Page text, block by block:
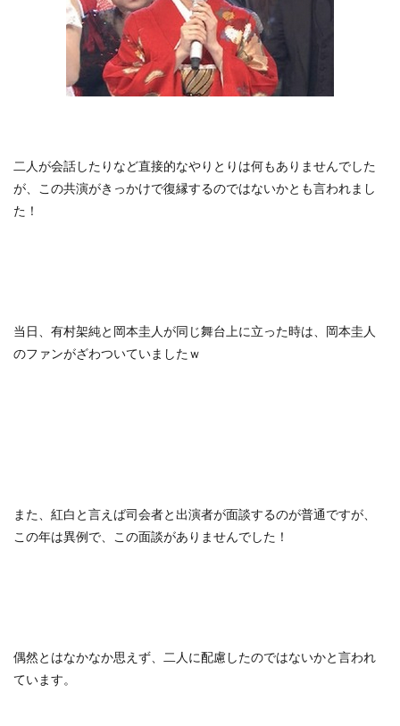
二人が会話したりなど直接的なやりとりは何もありませんでした
が、この共演がきっかけで復縁するのではないかとも言われまし
た！
当日、有村架純と岡本圭人が同じ舞台上に立った時は、岡本圭人
のファンがざわついていましたｗ
また、紅白と言えば司会者と出演者が面談するのが普通ですが、
この年は異例で、この面談がありませんでした！
偶然とはなかなか思えず、二人に配慮したのではないかと言われ
ています。